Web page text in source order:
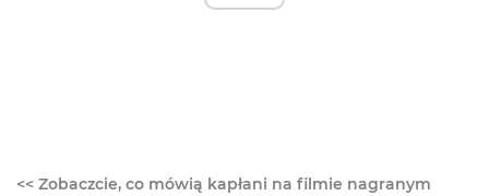
<< Zobaczcie, co mówią kapłani na filmie nagranym